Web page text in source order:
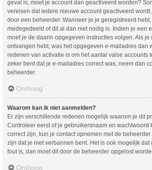
geval is, moet je account dan geactiveerd worden?
vereisen dat iedere nieuwe account geactiveerd
door een beheerder. Wanneer je je geregistreerd
medegedeeld of dit al dan niet nodig is. Indien je een
moet je de daarin opgegeven instructies volgen. Als je
ontvangen hebt, was het opgegeven e-mailadres dan
redenen van activatie is om het aantal valse accounts
zeker bent dat je e-mailadres correct was, neem dan
beheerder.
Omhoog
Waarom kan ik niet aanmelden?
Er zijn verschillende redenen mogelijk waarom je dit
Controleer eerst of je gebruikersnaam en wachtwoord
correct zijn, kun je contact opnemen met de beheerder
zijn dat je niet verbannen bent. Het is ook mogelijk dat
fout is, dan moet dit door de beheerder opgelost
Omhoog